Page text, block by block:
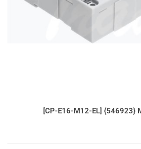
[CP-E16-M12-EL] {546923}